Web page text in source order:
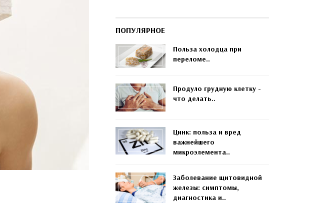
ПОПУЛЯРНОЕ
Польза холодца при
переломе..
Продуло грудную клетку -
что делать..
Цинк: польза и вред
важнейшего
микроэлемента..
Заболевание щитовидной
железы: симптомы,
диагностика и..